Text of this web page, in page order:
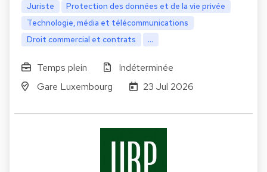
Juriste
Protection des données et de la vie privée
Technologie, média et télécommunications
Droit commercial et contrats
...
Temps plein
Indéterminée
Gare Luxembourg
23 Jul 2026